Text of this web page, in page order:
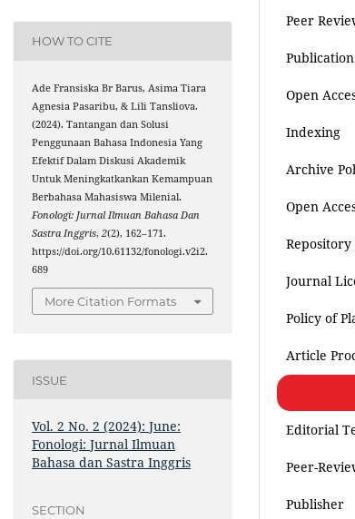
HOW TO CITE
Ade Fransiska Br Barus, Asima Tiara
Agnesia Pasaribu, & Lili Tansliova.
(2024). Tantangan dan Solusi
Penggunaan Bahasa Indonesia Yang
Efektif Dalam Diskusi Akademik
Untuk Meningkatkankan Kemampuan
Berbahasa Mahasiswa Milenial.
Fonologi: Jurnal Ilmuan Bahasa Dan
Sastra Inggris,2(2), 162–171.
https://doi.org/10.61132/fonologi.v2i2.
689
More Citation Formats
ISSUE
Vol. 2 No. 2 (2024): June:
Fonologi: Jurnal Ilmuan
Bahasa dan Sastra Inggris
SECTION
Peer
Open
Indexing
Archive
Open
Journal
Policy of
Article
Editorial
Peer-
Publisher